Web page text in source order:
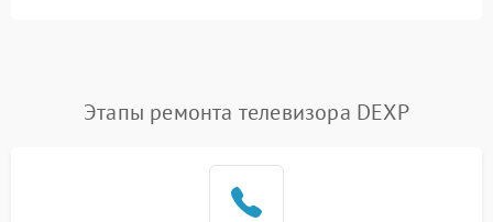
Этапы ремонта телевизора DEXP